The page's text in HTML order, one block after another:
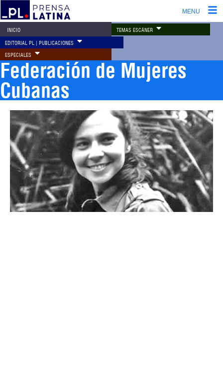
MENU
INICIO TEMAS ESCÁNER
EDITORIAL PL | PUBLICACIONES
ESPECIALES
Federación de Mujeres
Cubanas